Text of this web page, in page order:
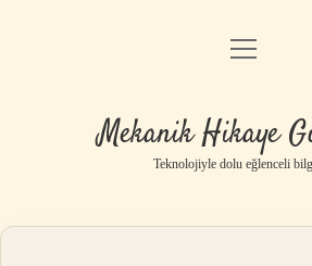
Anasayfa
Yasal Uyarı
menüyü
Mekanik Hikaye
Teknolojiyle dolu eğlenceli